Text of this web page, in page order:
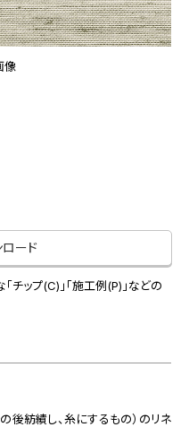
像
ード
ップ(C)」「施工例(P)」などの
後紡績し、糸にするもの）のリネ